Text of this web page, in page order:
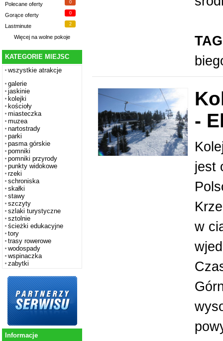
Polecane oferty 0
Gorące oferty 0
Lastminute 2
Więcej na wolne pokoje
KATEGORIE MIEJSC
wszystkie atrakcje
galerie
jaskinie
kolejki
kościoły
miasteczka
muzea
nartostrady
parki
pasma górskie
pomniki
pomniki przyrody
punkty widokowe
rzeki
schroniska
skałki
stawy
szczyty
szlaki turystyczne
sztolnie
ścieżki edukacyjne
tory
trasy rowerowe
wodospady
wspinaczka
zabytki
Informacje
-
jest
w